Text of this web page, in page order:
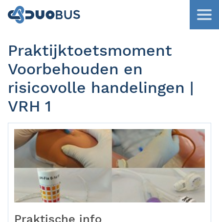
Praktijktoetsmoment
Voorbehouden en
risicovolle handelingen |
VRH 1
Praktische info